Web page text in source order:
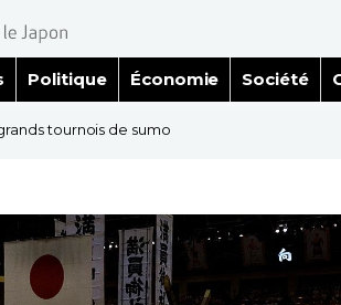
Politique Économie Société
tournois de sumo